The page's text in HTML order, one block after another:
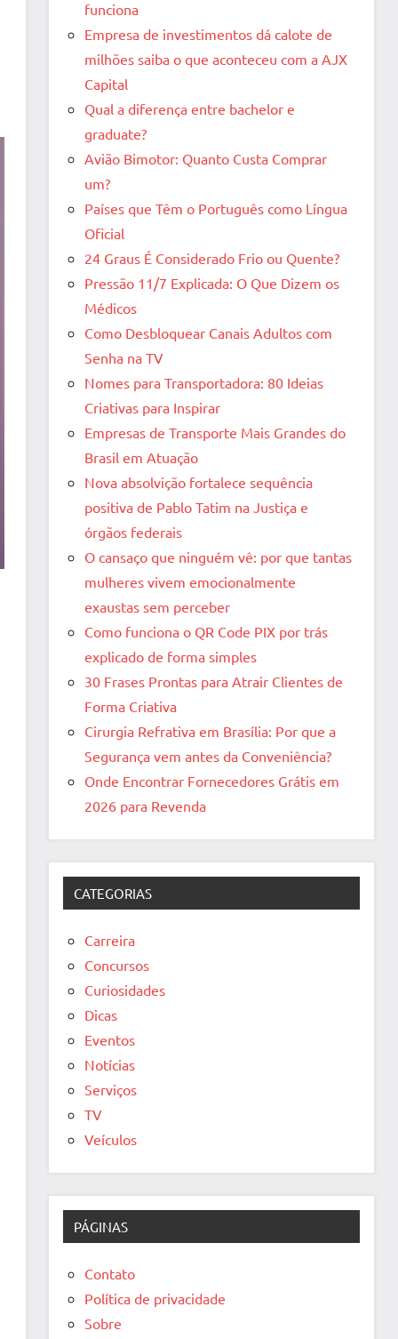
funciona
Empresa de investimentos dá calote de
milhões saiba o que aconteceu com a AJX
Capital
Qual a diferença entre bachelor e
graduate?
Avião Bimotor: Quanto Custa Comprar
um?
Países que Têm o Português como Língua
Oficial
24 Graus É Considerado Frio ou Quente?
Pressão 11/7 Explicada: O Que Dizem os
Médicos
Como Desbloquear Canais Adultos com
Senha na TV
Nomes para Transportadora: 80 Ideias
Criativas para Inspirar
Empresas de Transporte Mais Grandes do
Brasil em Atuação
Nova absolvição fortalece sequência
positiva de Pablo Tatim na Justiça e
órgãos federais
O cansaço que ninguém vê: por que tantas
mulheres vivem emocionalmente
exaustas sem perceber
Como funciona o QR Code PIX por trás
explicado de forma simples
30 Frases Prontas para Atrair Clientes de
Forma Criativa
Cirurgia Refrativa em Brasília: Por que a
Segurança vem antes da Conveniência?
Onde Encontrar Fornecedores Grátis em
2026 para Revenda
CATEGORIAS
Carreira
Concursos
Curiosidades
Dicas
Eventos
Notícias
Serviços
TV
Veículos
PÁGINAS
Contato
Política de privacidade
Sobre